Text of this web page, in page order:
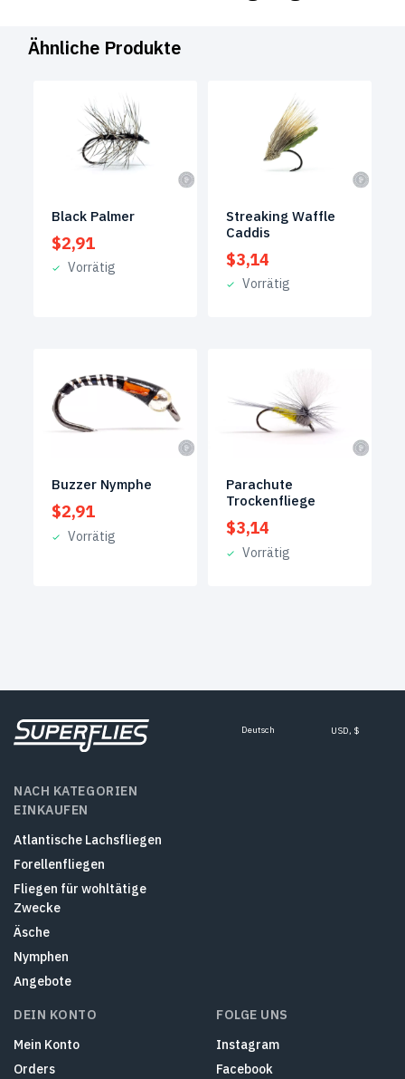
Ähnliche Produkte
Black Palmer
$2,91
Vorrätig
Streaking Waffle
Caddis
$3,14
Vorrätig
Buzzer Nymphe
$2,91
Vorrätig
Parachute
Trockenfliege
$3,14
Vorrätig
Deutsch USD, $
NACH KATEGORIEN
EINKAUFEN
Atlantische Lachsfliegen
Forellenfliegen
Fliegen für wohltätige
Zwecke
Äsche
Nymphen
Angebote
DEIN KONTO
Mein Konto
Orders
FOLGE UNS
Instagram
Facebook